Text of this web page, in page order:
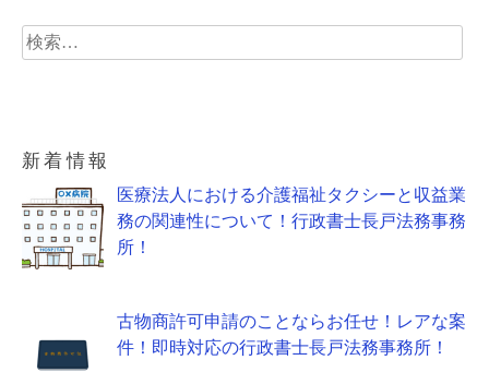
検
索:
新着情報
医療法人における介護福祉タクシーと収益業
務の関連性について！行政書士長戸法務事務
所！
古物商許可申請のことならお任せ！レアな案
件！即時対応の行政書士長戸法務事務所！